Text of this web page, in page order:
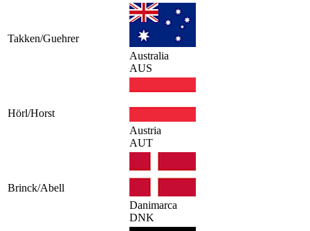
Takken/Guehrer
Australia
AUS
Hörl/Horst
Austria
AUT
Brinck/Abell
Danimarca
DNK